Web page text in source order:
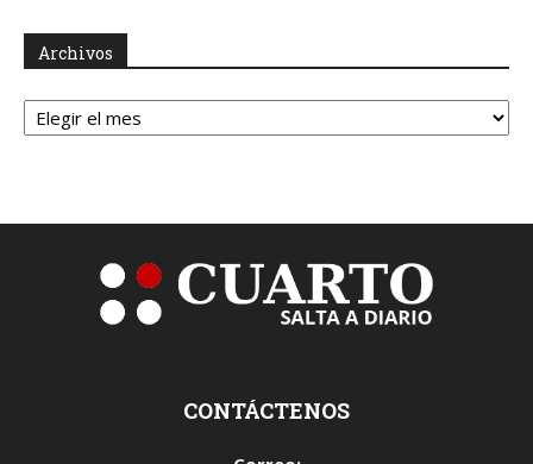
Archivos
Archivos
CONTÁCTENOS